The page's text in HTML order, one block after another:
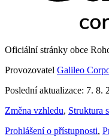
Oficiální stránky obce
Provozovatel Galileo
Poslední aktualizace: 7. 8.
Změna vzhledu, Struktura
Prohlášení o přístupnosti,